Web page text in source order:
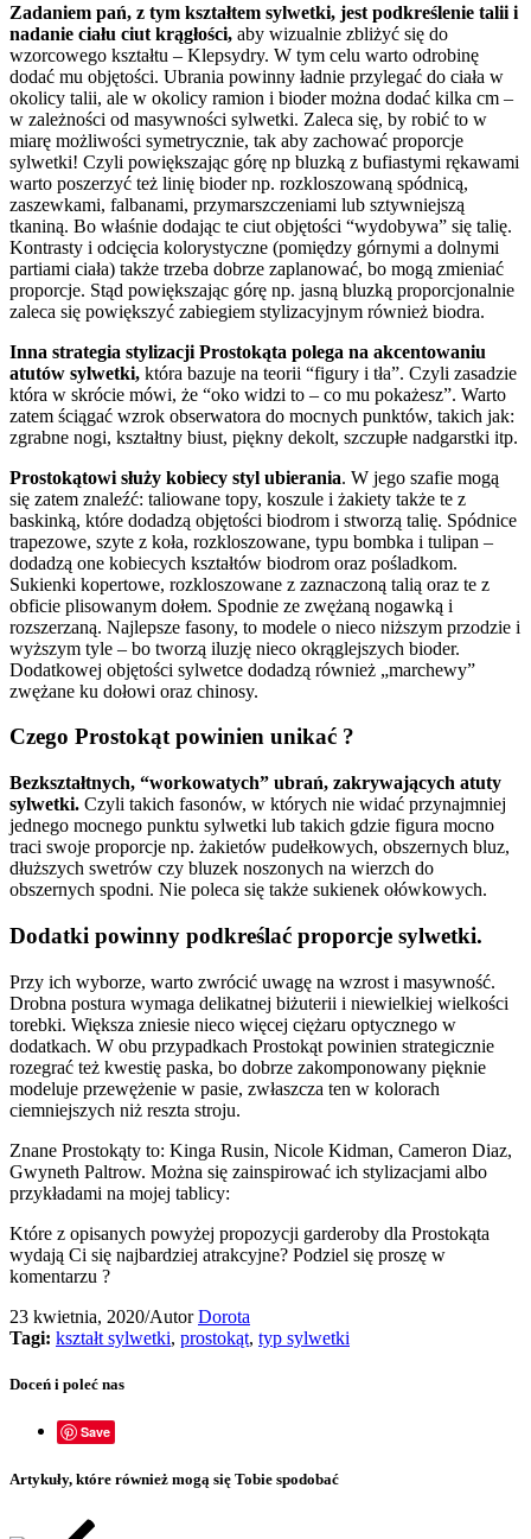
Zadaniem pań, z tym kształtem sylwetki, jest podkreślenie talii i
nadanie ciału ciut krągłości, aby wizualnie zbliżyć się do
wzorcowego kształtu – Klepsydry. W tym celu warto odrobinę
dodać mu objętości. Ubrania powinny ładnie przylegać do ciała w
okolicy talii, ale w okolicy ramion i bioder można dodać kilka cm –
w zależności od masywności sylwetki. Zaleca się, by robić to w
miarę możliwości symetrycznie, tak aby zachować proporcje
sylwetki! Czyli powiększając górę np bluzką z bufiastymi rękawami
warto poszerzyć też linię bioder np. rozkloszowaną spódnicą,
zaszewkami, falbanami, przymarszczeniami lub sztywniejszą
tkaniną. Bo właśnie dodając te ciut objętości “wydobywa” się talię.
Kontrasty i odcięcia kolorystyczne (pomiędzy górnymi a dolnymi
partiami ciała) także trzeba dobrze zaplanować, bo mogą zmieniać
proporcje. Stąd powiększając górę np. jasną bluzką proporcjonalnie
zaleca się powiększyć zabiegiem stylizacyjnym również biodra.
Inna strategia stylizacji Prostokąta polega na akcentowaniu
atutów sylwetki, która bazuje na teorii “figury i tła”. Czyli zasadzie
która w skrócie mówi, że “oko widzi to – co mu pokażesz”. Warto
zatem ściągać wzrok obserwatora do mocnych punktów, takich jak:
zgrabne nogi, kształtny biust, piękny dekolt, szczupłe nadgarstki itp.
Prostokątowi służy kobiecy styl ubierania. W jego szafie mogą
się zatem znaleźć: taliowane topy, koszule i żakiety także te z
baskinką, które dodadzą objętości biodrom i stworzą talię. Spódnice
trapezowe, szyte z koła, rozkloszowane, typu bombka i tulipan –
dodadzą one kobiecych kształtów biodrom oraz pośladkom.
Sukienki kopertowe, rozkloszowane z zaznaczoną talią oraz te z
obficie plisowanym dołem. Spodnie ze zwężaną nogawką i
rozszerzaną. Najlepsze fasony, to modele o nieco niższym przodzie i
wyższym tyle – bo tworzą iluzję nieco okrąglejszych bioder.
Dodatkowej objętości sylwetce dodadzą również „marchewy”
zwężane ku dołowi oraz chinosy.
Czego Prostokąt powinien unikać ?
Bezkształtnych, “workowatych” ubrań, zakrywających atuty
sylwetki. Czyli takich fasonów, w których nie widać przynajmniej
jednego mocnego punktu sylwetki lub takich gdzie figura mocno
traci swoje proporcje np. żakietów pudełkowych, obszernych bluz,
dłuższych swetrów czy bluzek noszonych na wierzch do
obszernych spodni. Nie poleca się także sukienek ołówkowych.
Dodatki powinny podkreślać proporcje sylwetki.
Przy ich wyborze, warto zwrócić uwagę na wzrost i masywność.
Drobna postura wymaga delikatnej biżuterii i niewielkiej wielkości
torebki. Większa zniesie nieco więcej ciężaru optycznego w
dodatkach. W obu przypadkach Prostokąt powinien strategicznie
rozegrać też kwestię paska, bo dobrze zakomponowany pięknie
modeluje przewężenie w pasie, zwłaszcza ten w kolorach
ciemniejszych niż reszta stroju.
Znane Prostokąty to: Kinga Rusin, Nicole Kidman, Cameron Diaz,
Gwyneth Paltrow. Można się zainspirować ich stylizacjami albo
przykładami na mojej tablicy:
Które z opisanych powyżej propozycji garderoby dla Prostokąta
wydają Ci się najbardziej atrakcyjne? Podziel się proszę w
komentarzu ?
23 kwietnia, 2020/AutorDorota
Tagi: kształt sylwetki, prostokąt, typ sylwetki
Doceń i poleć nas
Save
Artykuły, które również mogą się Tobie spodobać